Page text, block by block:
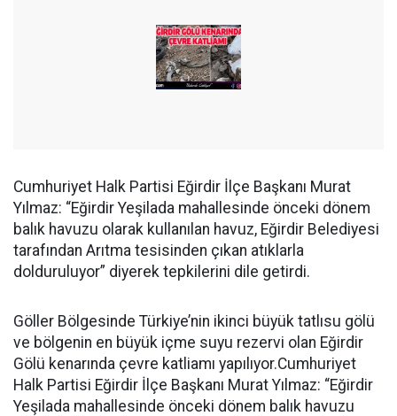
Cumhuriyet Halk Partisi Eğirdir İlçe Başkanı Murat
Yılmaz: “Eğirdir Yeşilada mahallesinde önceki dönem
balık havuzu olarak kullanılan havuz, Eğirdir Belediyesi
tarafından Arıtma tesisinden çıkan atıklarla
dolduruluyor” diyerek tepkilerini dile getirdi.
Göller Bölgesinde Türkiye’nin ikinci büyük tatlısu gölü
ve bölgenin en büyük içme suyu rezervi olan Eğirdir
Gölü kenarında çevre katliamı yapılıyor.Cumhuriyet
Halk Partisi Eğirdir İlçe Başkanı Murat Yılmaz: “Eğirdir
Yeşilada mahallesinde önceki dönem balık havuzu